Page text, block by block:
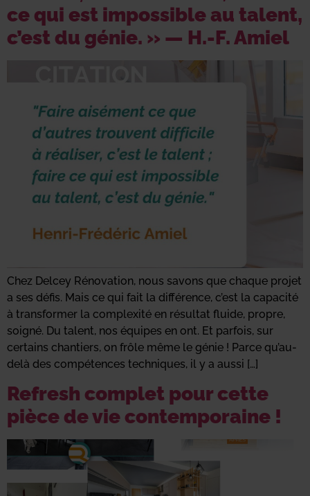
ce qui est impossible au talent,
c’est du génie. » — H.-F. Amiel
Chez Delcey Rénovation, nous savons que chaque projet
a ses défis. Mais ce qui fait la différence, c’est la capacité
à transformer la complexité en résultat fluide, propre,
soigné. Du talent, nos équipes en ont. Et parfois, sur
certains chantiers, on frôle même le génie ! Parce qu’au-
delà des compétences techniques, il y a aussi […]
Refresh complet pour cette
pièce de vie contemporaine !